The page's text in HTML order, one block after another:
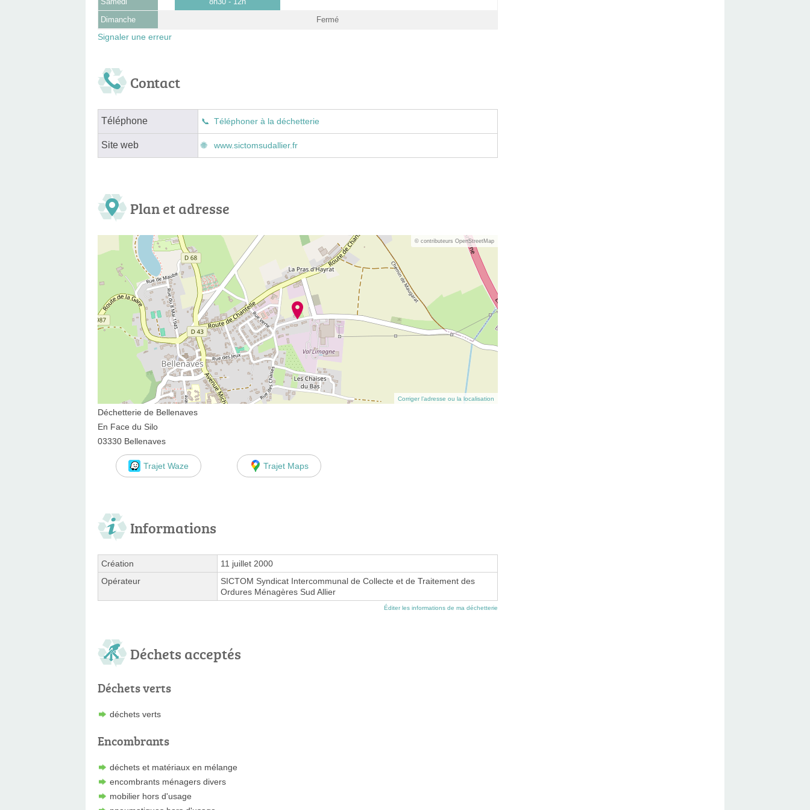
Samedi 8h30 - 12h
Dimanche Fermé
Signaler une erreur
Contact
Téléphone Téléphoner à la déchetterie
Site web www.sictomsudallier.fr
Plan et adresse
© contributeurs OpenStreetMap
Corriger l’adresse ou la localisation
Déchetterie de Bellenaves
En Face du Silo
03330 Bellenaves
Trajet Waze Trajet Maps
Informations
Création
11 juillet 2000
Opérateur
SICTOM Syndicat Intercommunal de Collecte et de Traitement des
Ordures Ménagères Sud Allier
Éditer les informations de ma déchetterie
Déchets acceptés
Déchets verts
déchets verts
Encombrants
déchets et matériaux en mélange
encombrants ménagers divers
mobilier hors d'usage